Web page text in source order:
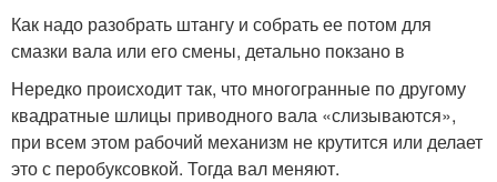
Как надо разобрать штангу и собрать ее потом для
смазки вала или его смены, детально покзано в
Нередко происходит так, что многогранные по другому
квадратные шлицы приводного вала «слизываются»,
при всем этом рабочий механизм не крутится или делает
это с перобуксовкой. Тогда вал меняют.